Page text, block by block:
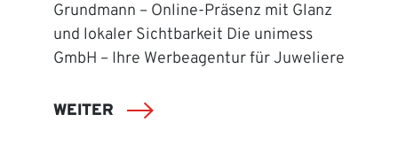
Grundmann – Online-Präsenz mit Glanz
und lokaler Sichtbarkeit Die unimess
GmbH – Ihre Werbeagentur für Juweliere
WEITER